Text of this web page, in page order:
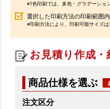
※1色印刷では、多色・グラデーショ
選択した印刷方法の印刷範囲
※印刷方法により、印刷可能サイズは
お見積り作成
商品仕様を選ぶ
注文区分